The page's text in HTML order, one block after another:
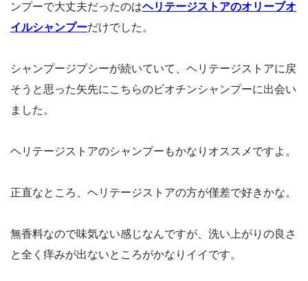
ンプーで大丈夫だったのはヘリテージストアのオリーブオ
イルシャンプーだけでした。
シャンプージプシーが続いていて、ヘリテージストアに戻
そうと思った矢先にこちらのビオチンシャンプーに出会い
ました。
ヘリテージストアのシャンプーもかなりオススメですよ。
正直なところ、ヘリテージストアの方が僅差で好きかな。
無香料なので味気ない感じなんですが、洗い上がりの良さ
と全く痒みが出ないところがかなりイイです。